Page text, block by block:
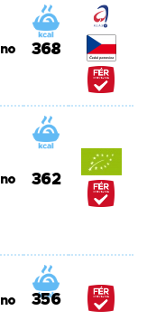
368
362
356